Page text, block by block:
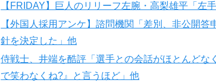
【FRIDAY】巨人のリリーフ左腕・高梨雄平「左
【外国人採用アンケ】諮問機関「差別、非公開
針を決定した」他
侍戦士、井端を酷評「選手との会話がほとんどな
で笑わなくね?』と言うほど」他